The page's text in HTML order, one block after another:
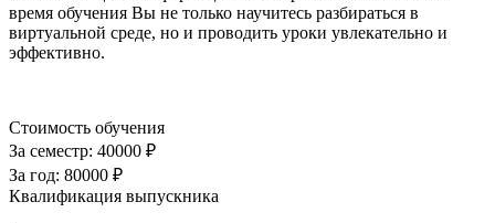
время обучения Вы не только научитесь разбираться в
виртуальной среде, но и проводить уроки увлекательно и
эффективно.
Стоимость обучения
За семестр: 40000 ₽
За год: 80000 ₽
Квалификация выпускника